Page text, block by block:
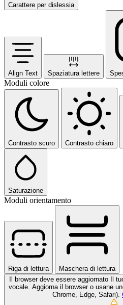
Carattere per dislessia
Align Text Spaziatura lettere
Moduli colore
Contrasto scuro Contrasto chiaro
Saturazione
Moduli orientamento
Riga di lettura
Maschera di lettura
Il browser deve essere aggiornato Il
vocale. Aggiorna il browser o usane
Chrome, Edge, Safari).